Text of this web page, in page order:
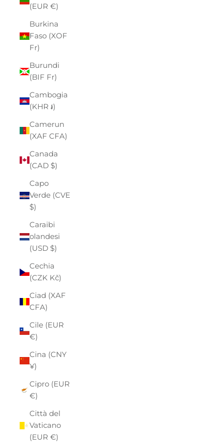
(EUR €)
Burkina
Faso (XOF
Fr)
Burundi
(BIF Fr)
Cambogia
(KHR ៛)
Camerun
(XAF CFA)
Canada
(CAD $)
Capo
Verde (CVE
$)
Caraibi
olandesi
(USD $)
Cechia
(CZK Kč)
Ciad (XAF
CFA)
Cile (EUR
€)
Cina (CNY
¥)
Cipro (EUR
€)
Città del
Vaticano
(EUR €)